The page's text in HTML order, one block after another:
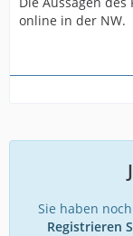
online in der NW.
Sie haben
Registrieren